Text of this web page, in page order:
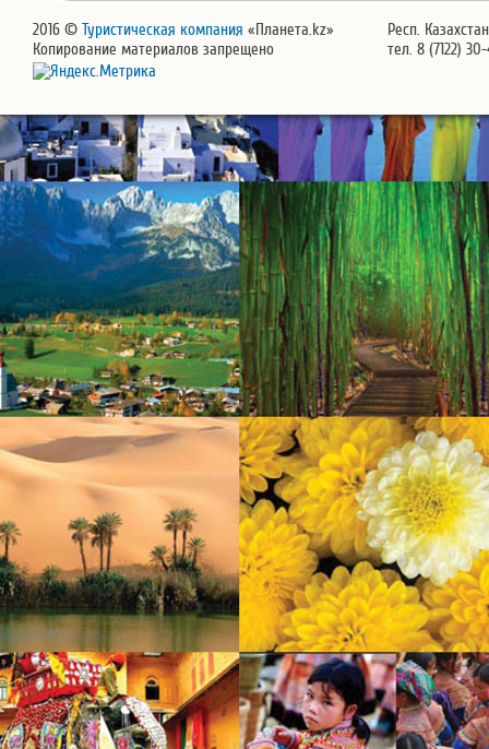
2016 © Туристическая компания «Планета.kz»
Копирование материалов запрещено
Респ.
тел. 8 (7122)